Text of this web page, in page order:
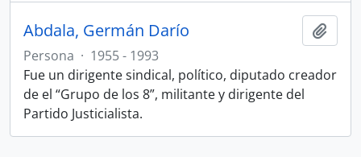
Abdala, Germán Darío
Persona · 1955 - 1993
Fue un dirigente sindical, político, diputado creador
de el “Grupo de los 8”, militante y dirigente del
Partido Justicialista.